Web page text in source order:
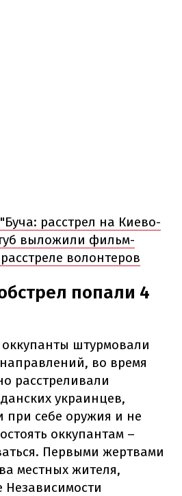
"Буча: расстрел на Киево-
выложили фильм-
волонтеров
попали 4
оккупанты штурмовали
во время
расстреливали
украинцев,
при себе оружия и не
оккупантам –
Первыми жертвами
местных жителя,
Независимости